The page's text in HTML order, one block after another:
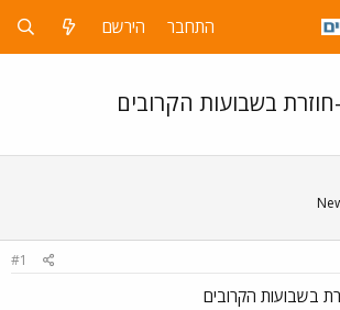
התחבר הירשם
בשבועות הקרובים
#1
בשבועות הקרובים